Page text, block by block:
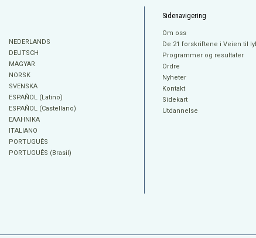
NEDERLANDS
DEUTSCH
MAGYAR
NORSK
SVENSKA
ESPAÑOL (Latino)
ESPAÑOL (Castellano)
ΕΛΛΗΝΙΚA
ITALIANO
PORTUGUÊS
PORTUGUÊS (Brasil)
Sidenavigering
Om oss
De 21 forskriftene i Veien til
Programmer og resultater
Ordre
Nyheter
Kontakt
Sidekart
Utdannelse